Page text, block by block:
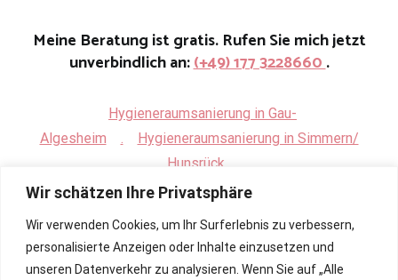
Wir schätzen Ihre Privatsphäre
Wir verwenden Cookies, um Ihr Surferlebnis zu verbessern,
personalisierte Anzeigen oder Inhalte einzusetzen und
unseren Datenverkehr zu analysieren. Wenn Sie auf „Alle
Meine Beratung ist gratis. Rufen Sie mich jetzt
unverbindlich an:(+49) 177 3228660.
Hygieneraumsanierung in Gau-
Algesheim
.
Hygieneraumsanierung in Simmern/
Hunsrück